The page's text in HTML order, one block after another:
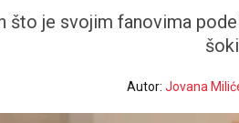
što je svojim fanovima
Autor: Jovana